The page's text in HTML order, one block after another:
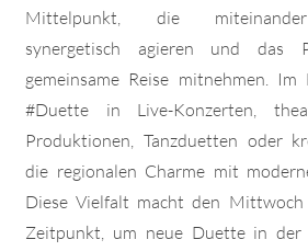
Mittelpunkt, die miteinander
synergetisch agieren und das
gemeinsame Reise mitnehmen.
#Duette in Live-Konzerten,
Produktionen, Tanzduetten oder
die regionalen Charme mit
Diese Vielfalt macht den
Zeitpunkt, um neue Duette in der